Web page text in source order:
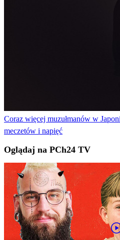
Coraz więcej muzułmanów w
meczetów i napięć
Oglądaj na PCh24 TV